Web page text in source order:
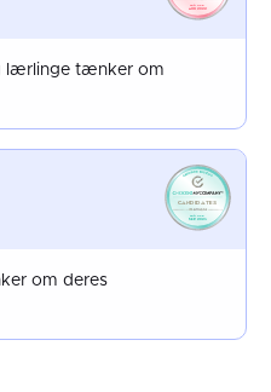
FRANCE
AUG 2022
lærlinge tænker om
CANDIDATES
FRANCE
SEP 2025
om deres